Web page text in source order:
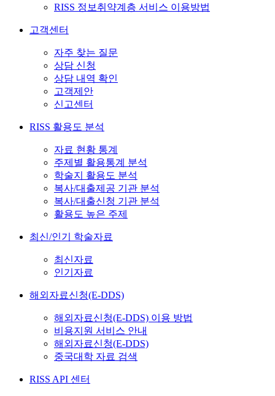
RISS 정보취약계층 서비스 이용방법
고객센터
자주 찾는 질문
상담 신청
상담 내역 확인
고객제안
신고센터
RISS 활용도 분석
자료 현황 통계
주제별 활용통계 분석
학술지 활용도 분석
복사/대출제공 기관 분석
복사/대출신청 기관 분석
활용도 높은 주제
최신/인기 학술자료
최신자료
인기자료
해외자료신청(E-DDS)
해외자료신청(E-DDS) 이용 방법
비용지원 서비스 안내
해외자료신청(E-DDS)
중국대학 자료 검색
RISS API 센터